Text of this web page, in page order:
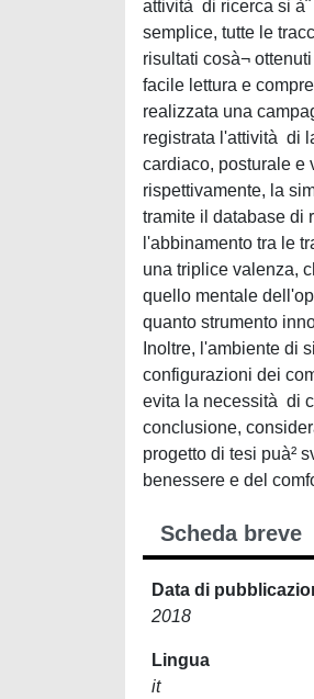
attività di ricerca si
semplice, tutte le
risultati cosà¬
facile lettura e
realizzata una
registrata l'attività di
cardiaco, posturale e
rispettivamente, la
tramite il database di
l'abbinamento tra le
una triplice valenza,
quello mentale
quanto strumento
Inoltre, l'ambiente di
configurazioni dei
evita la necessità di
conclusione,
progetto di tesi puà²
benessere e del
Scheda breve
Data di
2018
Lingua
it